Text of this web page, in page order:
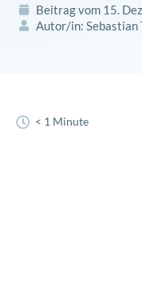
Beitrag vom 15.
Autor/in:
< 1 Minute